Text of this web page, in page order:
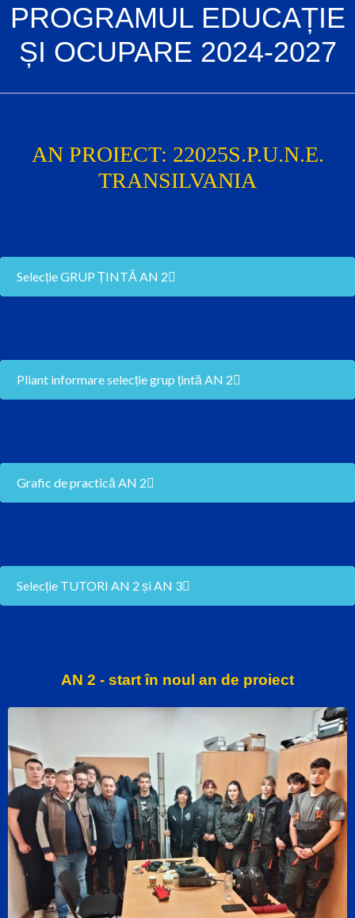
PROGRAMUL EDUCAȚIE
ȘI OCUPARE 2024-2027
AN PROIECT: 22025S.P.U.N.E.
TRANSILVANIA
Selecție GRUP ȚINTĂ AN 2
Pliant informare selecție grup țintă AN 2
Grafic de practică AN 2
Selecție TUTORI AN 2 și AN 3
AN 2 - start în noul an de proiect